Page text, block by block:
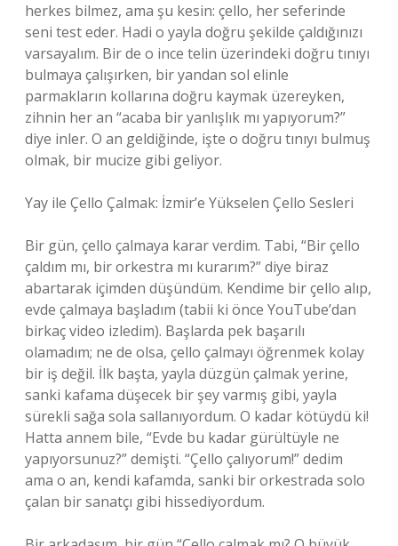
herkes bilmez, ama şu kesin: çello, her seferinde
seni test eder. Hadi o yayla doğru şekilde çaldığınızı
varsayalım. Bir de o ince telin üzerindeki doğru tınıyı
bulmaya çalışırken, bir yandan sol elinle
parmakların kollarına doğru kaymak üzereyken,
zihnin her an “acaba bir yanlışlık mı yapıyorum?”
diye inler. O an geldiğinde, işte o doğru tınıyı bulmuş
olmak, bir mucize gibi geliyor.
Yay ile Çello Çalmak: İzmir’e Yükselen Çello Sesleri
Bir gün, çello çalmaya karar verdim. Tabi, “Bir çello
çaldım mı, bir orkestra mı kurarım?” diye biraz
abartarak içimden düşündüm. Kendime bir çello alıp,
evde çalmaya başladım (tabii ki önce YouTube’dan
birkaç video izledim). Başlarda pek başarılı
olamadım; ne de olsa, çello çalmayı öğrenmek kolay
bir iş değil. İlk başta, yayla düzgün çalmak yerine,
sanki kafama düşecek bir şey varmış gibi, yayla
sürekli sağa sola sallanıyordum. O kadar kötüydü ki!
Hatta annem bile, “Evde bu kadar gürültüyle ne
yapıyorsunuz?” demişti. “Çello çalıyorum!” dedim
ama o an, kendi kafamda, sanki bir orkestrada solo
çalan bir sanatçı gibi hissediyordum.